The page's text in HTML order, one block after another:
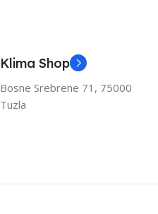
Klima Shop
Bosne Srebrene 71, 75000
Tuzla